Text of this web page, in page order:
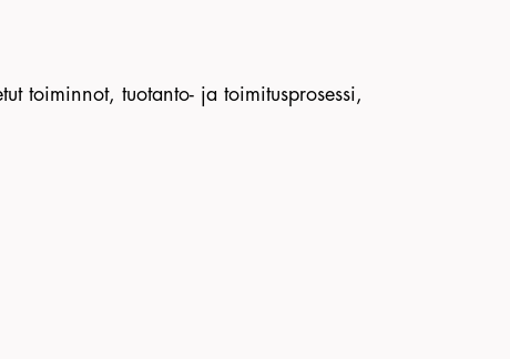
toiminnot, tuotanto- ja toimitusprosessi,